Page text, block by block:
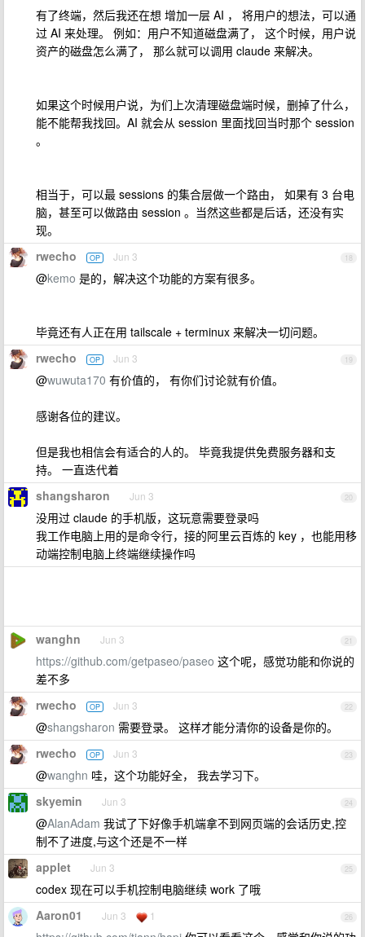
有了终端，然后我还在想 增加一层 AI ， 将用户的想法，可以通
过 AI 来处理。 例如：用户不知道磁盘满了， 这个时候，用户说
资产的磁盘怎么满了， 那么就可以调用 claude 来解决。
如果这个时候用户说，为们上次清理磁盘端时候，删掉了什么，
能不能帮我找回。AI 就会从 session 里面找回当时那个 session
。
相当于，可以最 sessions 的集合层做一个路由， 如果有 3 台电
脑，甚至可以做路由 session 。当然这些都是后话，还没有实
现。
18
rwecho OP Jun 3
@kemo 是的，解决这个功能的方案有很多。
毕竟还有人正在用 tailscale + terminux 来解决一切问题。
19
rwecho OP Jun 3
@wuwuta170 有价值的， 有你们讨论就有价值。
感谢各位的建议。
但是我也相信会有适合的人的。 毕竟我提供免费服务器和支
持。 一直迭代着
20
shangsharon Jun 3
没用过 claude 的手机版，这玩意需要登录吗
我工作电脑上用的是命令行，接的阿里云百炼的 key ，也能用移
动端控制电脑上终端继续操作吗
21
wanghn Jun 3
https://github.com/getpaseo/paseo 这个呢，感觉功能和你说的
差不多
22
rwecho OP Jun 3
@shangsharon 需要登录。 这样才能分清你的设备是你的。
23
rwecho OP Jun 3
@wanghn 哇，这个功能好全， 我去学习下。
24
skyemin Jun 3
@AlanAdam 我试了下好像手机端拿不到网页端的会话历史,控
制不了进度,与这个还是不一样
25
applet Jun 3
codex 现在可以手机控制电脑继续 work 了哦
26
Aaron01 Jun 3 1